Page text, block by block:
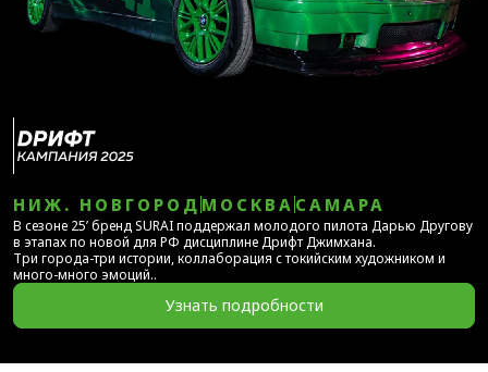
В сезоне 25’ бренд SURAI поддержал молодого пилота Дарью Другову
в этапах по новой для РФ дисциплине Дрифт Джимхана.
Три города-три истории, коллаборация с токийским художником и
много-много эмоций..
НИЖ. НОВГОРОД МОСКВА САМАРА
Узнать подробности